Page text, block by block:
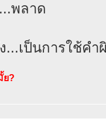
พลาด
...เป็นการใช้คำ
ย?